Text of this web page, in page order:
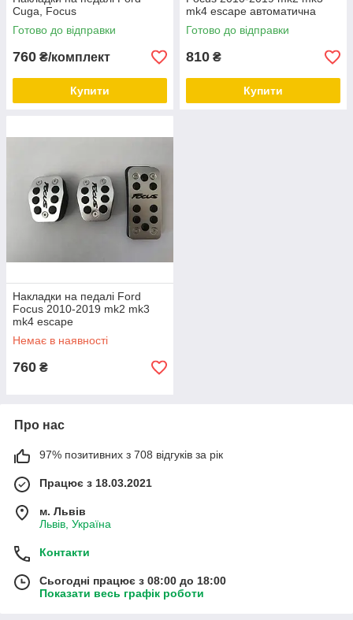
Cuga, Focus
Готово до відправки
760 ₴/комплект
Купити
mk4 escape автоматична
коробка передач
Готово до відправки
810 ₴
Купити
Накладки на педалі Ford
Focus 2010-2019 mk2 mk3
mk4 escape
Немає в наявності
760 ₴
Про нас
97% позитивних з 708 відгуків за рік
Працює з 18.03.2021
м. Львів
Львів, Україна
Контакти
Сьогодні працює з 08:00 до 18:00
Показати весь графік роботи